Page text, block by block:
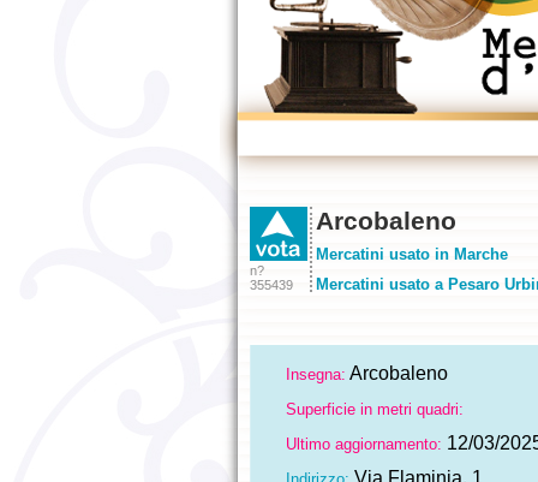
n?
355439
Arcobaleno
Mercatini usato in Marche
Mercatini usato a Pesaro
Insegna: Arcobaleno
Superficie in metri quadri:
Ultimo aggiornamento: 12/03/
Via Flaminia, 1